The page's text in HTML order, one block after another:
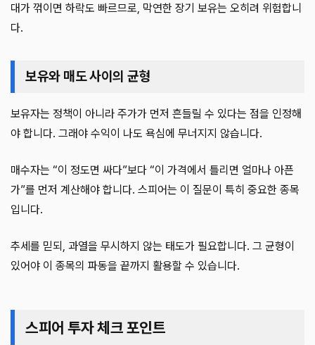
대가 꺾이면 하락도 빠르므로, 막연한 장기 보유는 오히려 위험합니
다.
보유와 매도 사이의 균형
보유자는 정책이 아니라 주가가 먼저 흔들릴 수 있다는 점을 인정해
야 합니다. 그래야 수익이 나도 욕심에 무너지지 않습니다.
매수자는 “이 정도면 싸다”보다 “이 가격에서 틀리면 얼마나 아픈
가”를 먼저 계산해야 합니다. 스피어는 이 질문이 특히 중요한 종목
입니다.
추세를 믿되, 과열을 무시하지 않는 태도가 필요합니다. 그 균형이
있어야 이 종목의 파동을 끝까지 활용할 수 있습니다.
스피어 투자 체크 포인트